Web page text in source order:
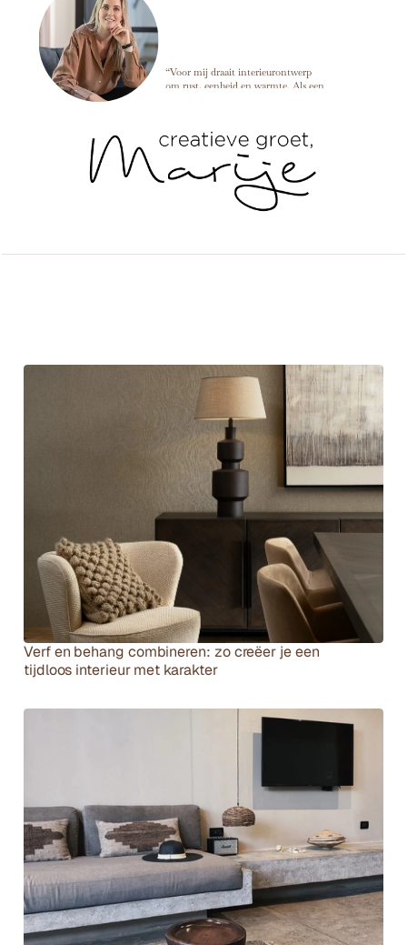
“Voor mij draait interieurontwerp
om rust, eenheid en warmte. Als een
Andere artikelen
Verf en behang combineren: zo creëer je een
tijdloos interieur met karakter